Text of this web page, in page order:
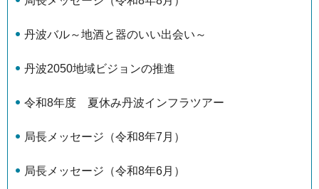
丹波バル～地酒と器のいい出会い～
丹波2050地域ビジョンの推進
令和8年度 夏休み丹波インフラツアー
局長メッセージ（令和8年7月）
局長メッセージ（令和8年6月）